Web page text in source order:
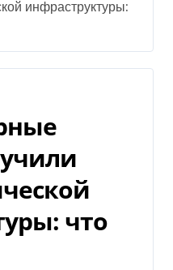
инфраструктуры:
что